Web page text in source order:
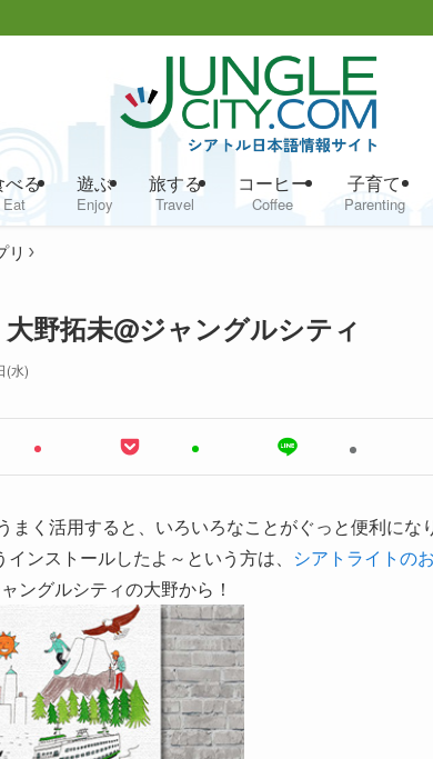
べる
Eat
遊ぶ
Enjoy
旅する
Travel
コーヒー
Coffee
子育て
Parenting
リ
野拓未@ジャングルシティ
(水)
く活用すると、いろいろなことがぐっと便利にな
インストールしたよ～という方は、 シアトライトの
ングルシティの大野から！